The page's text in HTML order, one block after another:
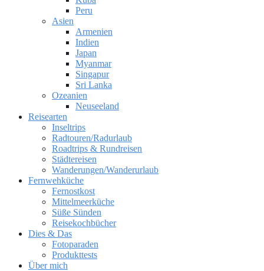
Peru
Asien
Armenien
Indien
Japan
Myanmar
Singapur
Sri Lanka
Ozeanien
Neuseeland
Reisearten
Inseltrips
Radtouren/Radurlaub
Roadtrips & Rundreisen
Städtereisen
Wanderungen/Wanderurlaub
Fernwehküche
Fernostkost
Mittelmeerküche
Süße Sünden
Reisekochbücher
Dies & Das
Fotoparaden
Produkttests
Über mich